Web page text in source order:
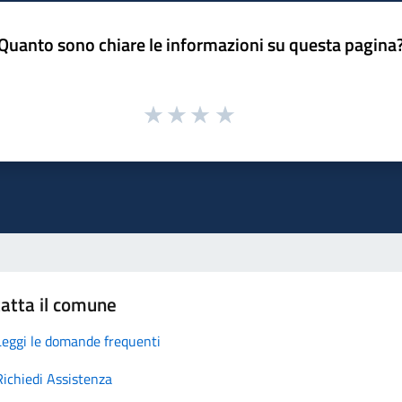
sono chiare le informazioni su questa
il comune
le domande frequenti
Assistenza